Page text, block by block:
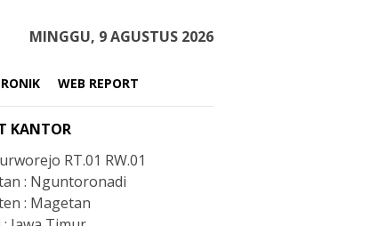
MINGGU, 9 AGUSTUS 2026
WEB REPORT
KANTOR
RT.01 RW.01
: Nguntoronadi
: Magetan